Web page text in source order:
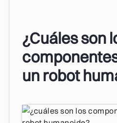
¿Cuáles son
un robot